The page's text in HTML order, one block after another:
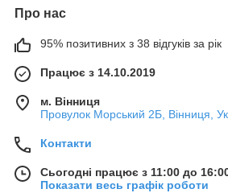
Про нас
95% позитивних з 38 відгуків за рік
Працює з 14.10.2019
м. Вінниця
Провулок Морський 2Б, Вінниця,
Контакти
Сьогодні працює з 11:00 до
Показати весь графік роботи